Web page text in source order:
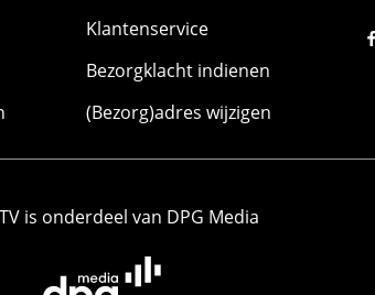
Klantenservice
Bezorgklacht indienen
(Bezorg)adres wijzigen
is onderdeel van DPG Media